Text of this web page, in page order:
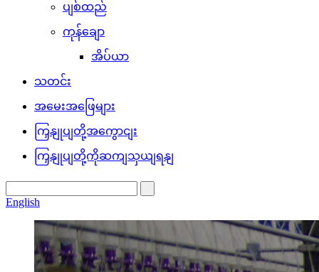
ပျစ်ထည်
ကုန်ချော
အိပ်ယာ
သတင်း
အမေးအဖြေများ
ကြှနျုပျတို့အကွောငျး
ကြှနျုပျတို့ကိုဆကျသှယျရနျ
English